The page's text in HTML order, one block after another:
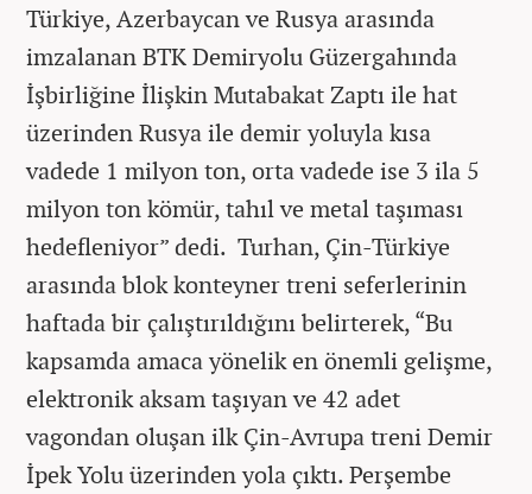
Türkiye, Azerbaycan ve Rusya arasında
imzalanan BTK Demiryolu Güzergahında
İşbirliğine İlişkin Mutabakat Zaptı ile hat
üzerinden Rusya ile demir yoluyla kısa
vadede 1 milyon ton, orta vadede ise 3 ila 5
milyon ton kömür, tahıl ve metal taşıması
hedefleniyor” dedi. Turhan, Çin-Türkiye
arasında blok konteyner treni seferlerinin
haftada bir çalıştırıldığını belirterek, “Bu
kapsamda amaca yönelik en önemli gelişme,
elektronik aksam taşıyan ve 42 adet
vagondan oluşan ilk Çin-Avrupa treni Demir
İpek Yolu üzerinden yola çıktı. Perşembe